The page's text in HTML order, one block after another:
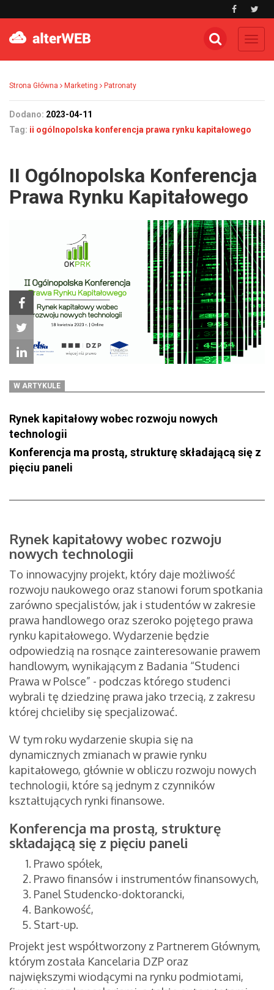
Strona Główna Marketing Patronaty
Dodano: 2023-04-11
Tag: ii ogólnopolska konferencja prawa rynku kapitałowego
II Ogólnopolska Konferencja
Prawa Rynku Kapitałowego
W ARTYKULE
Rynek kapitałowy wobec rozwoju nowych
technologii
Konferencja ma prostą, strukturę składającą się z
pięciu paneli
Rynek kapitałowy wobec rozwoju
nowych technologii
To innowacyjny projekt, który daje możliwość
rozwoju naukowego oraz stanowi forum spotkania
zarówno specjalistów, jak i studentów w zakresie
prawa handlowego oraz szeroko pojętego prawa
rynku kapitałowego. Wydarzenie będzie
odpowiedzią na rosnące zainteresowanie prawem
handlowym, wynikającym z Badania “Studenci
Prawa w Polsce” - podczas którego studenci
wybrali tę dziedzinę prawa jako trzecią, z zakresu
której chcieliby się specjalizować.
W tym roku wydarzenie skupia się na
dynamicznych zmianach w prawie rynku
kapitałowego, głównie w obliczu rozwoju nowych
technologii, które są jednym z czynników
kształtujących rynki finansowe.
Konferencja ma prostą, strukturę
składającą się z pięciu paneli
Prawo spółek,
Prawo finansów i instrumentów finansowych,
Panel Studencko-doktorancki,
Bankowość,
Start-up.
Projekt jest współtworzony z Partnerem Głównym,
którym została Kancelaria DZP oraz
największymi wiodącymi na rynku podmiotami,